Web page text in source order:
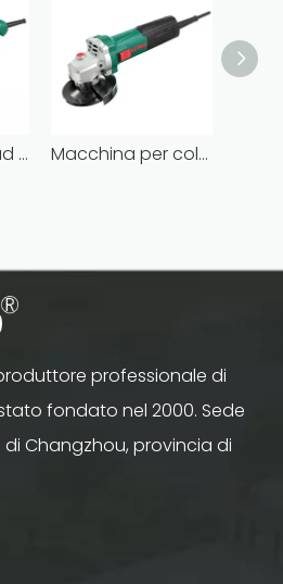
Elettroutensile ad alta efficienza da 2000 W Smerigliatrice angolare senza spazzole da 2000 W Smerigliatrice angolare con cavo da 6 pollici Macchina per colata lucidatrice per smerigliatrice angolare con motore senza spazzole elettrico da 1050 W a 4 pollici ad alta efficienza da 12000 giri/min
professionale di
fondato nel 2000. Sede
Changzhou, provincia di